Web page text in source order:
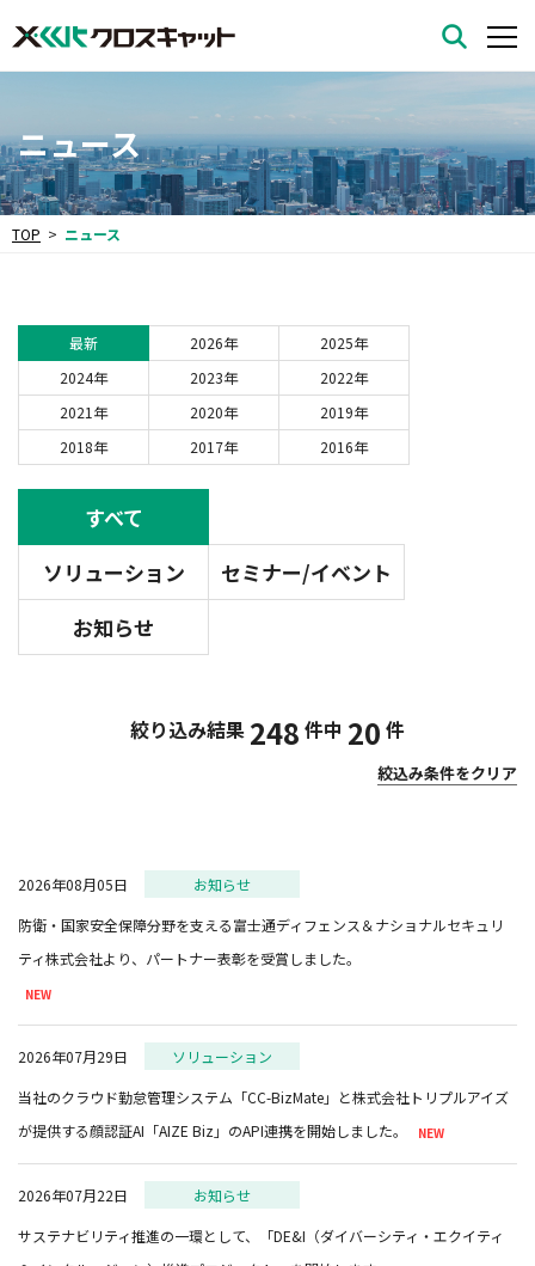
ニュース
TOP ニュース
最新 2026年
2025年
2024年
2023年
2022年
2021年
2020年
2019年
2018年
2017年 2016年
すべて
ソリューション
セミナー/イベント
お知らせ
絞込み条件をクリア
絞り込み結果 248 件中 20 件
2026年08月05日
お知らせ
防衛・国家安全保障分野を支える富士通ディフェンス＆ナショナルセキュリ
2026年07月29日
ソリューション
当社のクラウド勤怠管理システム「CC-BizMate」と株式会社トリプルアイズ
が提供する顔認証AI「AIZE Biz」のAPI連携を開始しました。
2026年07月22日
お知らせ
サステナビリティ推進の一環として、「DE&I（ダイバーシティ・エクイティ